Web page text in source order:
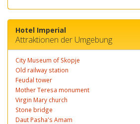
Hotel Imperial
Attraktionen der Umgebung
City Museum of Skopje
Old railway station
Feudal tower
Mother Teresa monument
Virgin Mary church
Stone bridge
Daut Pasha's Amam